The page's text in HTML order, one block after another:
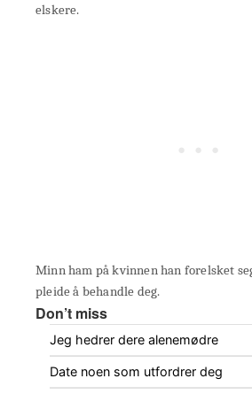
elskere.
Minn ham på kvinnen han forelsket
pleide å behandle deg.
Don’t miss
Jeg hedrer dere alenemødre
Date noen som utfordrer deg